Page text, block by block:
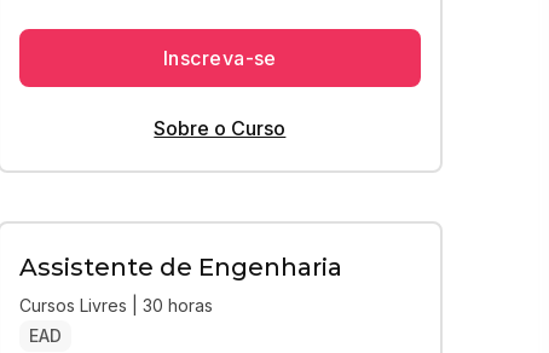
Inscreva-se
Sobre o Curso
Assistente de Engenharia
Cursos Livres | 30 horas
EAD